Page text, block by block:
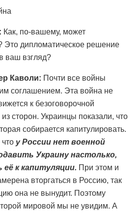
Как, по-вашему, может
Это дипломатическое решение
ваш взгляд?
Каволи: Почти все войны
соглашением. Эта война не
к безоговорочной
сторон. Украинцы показали, что
собирается капитулировать.
у России нет военной
Украину настолько,
к капитуляции. При этом и
вторгаться в Россию, так
она не вынудит. Поэтому
мировой мы не увидим. А